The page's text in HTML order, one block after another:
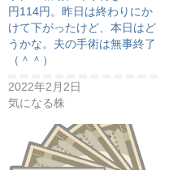
円114円。昨日は終わりにか
けて下がったけど、本日はど
うかな。夫の手術は無事終了
（＾＾）
2022年2月2日
気になる株